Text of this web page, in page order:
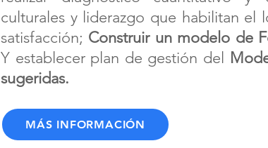
culturales y liderazgo que habilitan el
satisfacción; Construir un modelo de
Y establecer plan de gestión del
sugeridas.
MÁS INFORMACIÓN